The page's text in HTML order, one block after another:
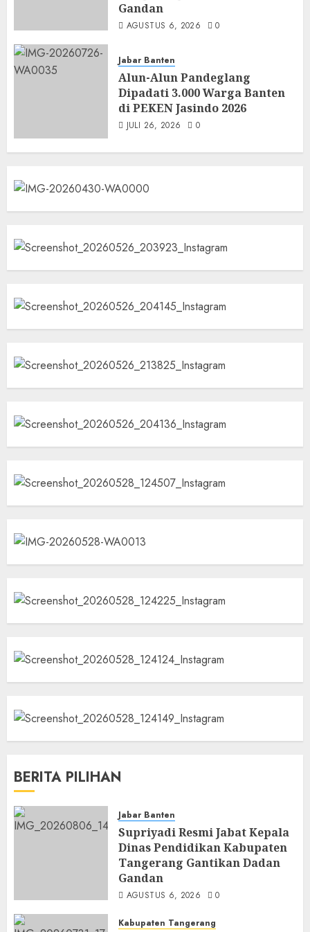
Gandan
AGUSTUS 6, 2026 0
Jabar Banten
Alun-Alun Pandeglang
Dipadati 3.000 Warga Banten
di PEKEN Jasindo 2026
JULI 26, 2026 0
BERITA PILIHAN
Jabar Banten
Supriyadi Resmi Jabat Kepala
Dinas Pendidikan Kabupaten
Tangerang Gantikan Dadan
Gandan
AGUSTUS 6, 2026 0
Kabupaten Tangerang